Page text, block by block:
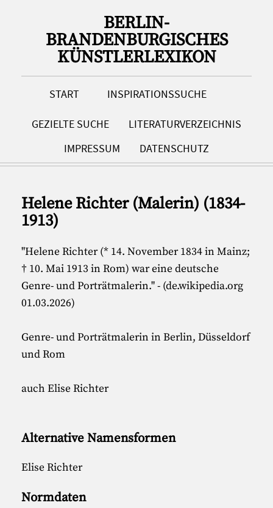
BERLIN-
BRANDENBURGISCHES
KÜNSTLERLEXIKON
START INSPIRATIONSSUCHE
GEZIELTE SUCHE
LITERATURVERZEICHNIS
IMPRESSUM
DATENSCHUTZ
Helene Richter (Malerin) (1834-
1913)
"Helene Richter (* 14. November 1834 in Mainz;
† 10. Mai 1913 in Rom) war eine deutsche
Genre- und Porträtmalerin." - (de.wikipedia.org
01.03.2026)
Genre- und Porträtmalerin in Berlin, Düsseldorf
und Rom
auch Elise Richter
Alternative Namensformen
Elise Richter
Normdaten